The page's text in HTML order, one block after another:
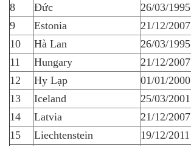
8
Đức
26/03/1995
9
Estonia
21/12/2007
10
Hà Lan
26/03/1995
11
Hungary
21/12/2007
12
Hy Lạp
01/01/2000
13
Iceland
25/03/2001
14
Latvia
21/12/2007
15
Liechtenstein
19/12/2011